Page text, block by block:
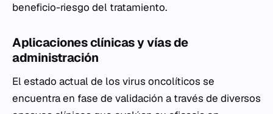
beneficio-riesgo del tratamiento.
Aplicaciones clínicas y vías de
administración
El estado actual de los virus oncolíticos se
encuentra en fase de validación a través de diversos